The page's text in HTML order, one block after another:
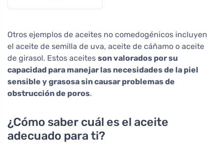
Otros ejemplos de aceites no comedogénicos incluyen
el aceite de semilla de uva, aceite de cáñamo o aceite
de girasol. Estos aceites son valorados por su
capacidad para manejar las necesidades de la piel
sensible y grasosa sin causar problemas de
obstrucción de poros.
¿Cómo saber cuál es el aceite
adecuado para ti?